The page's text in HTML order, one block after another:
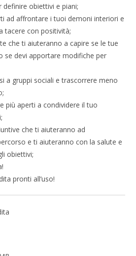
definire obiettivi e piani;
ad affrontare i tuoi demoni interiori e
tacere con positività;
che ti aiuteranno a capire se le tue
se devi apportare modifiche per
a gruppi sociali e trascorrere meno
più aperti a condividere il tuo
che ti aiuteranno ad
e ti aiuteranno con la salute e
obiettivi;
pronti all’uso!